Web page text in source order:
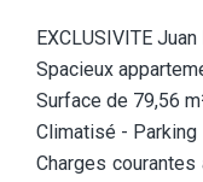
EXCLUSIVITE
Spacieux
Surface de 79,56
Climatisé - Parking
Charges